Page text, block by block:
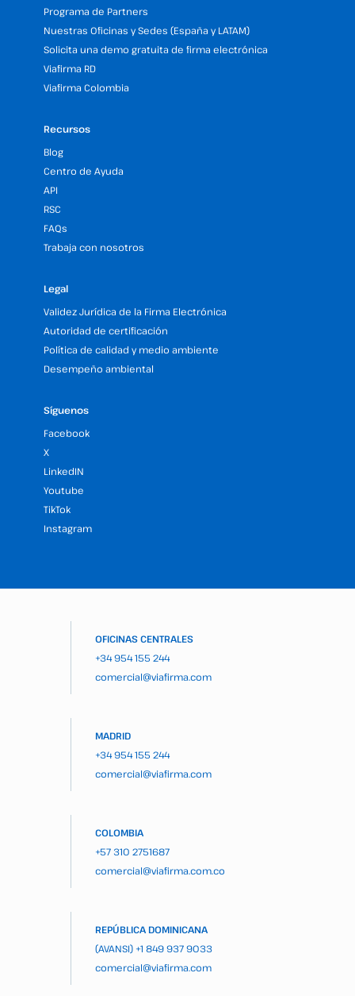
Programa de Partners
Nuestras Oficinas y Sedes (España y LATAM)
Solicita una demo gratuita de firma electrónica
Viafirma RD
Viafirma Colombia
Recursos
Blog
Centro de Ayuda
API
RSC
FAQs
Trabaja con nosotros
Legal
Validez Jurídica de la Firma Electrónica
Autoridad de certificación
Política de calidad y medio ambiente
Desempeño ambiental
Síguenos
Facebook
X
LinkedIN
Youtube
TikTok
Instagram
OFICINAS CENTRALES
+34 954 155 244
comercial@viafirma.com
MADRID
+34 954 155 244
comercial@viafirma.com
COLOMBIA
+57 310 2751687
comercial@viafirma.com.co
REPÚBLICA DOMINICANA
(AVANSI) +1 849 937 9033
comercial@viafirma.com